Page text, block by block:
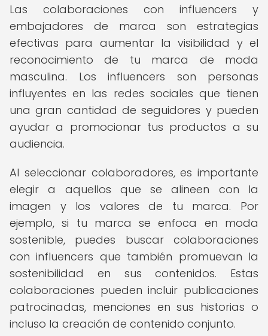
Las colaboraciones con influencers y
embajadores de marca son estrategias
efectivas para aumentar la visibilidad y el
reconocimiento de tu marca de moda
masculina. Los influencers son personas
influyentes en las redes sociales que tienen
una gran cantidad de seguidores y pueden
ayudar a promocionar tus productos a su
audiencia.
Al seleccionar colaboradores, es importante
elegir a aquellos que se alineen con la
imagen y los valores de tu marca. Por
ejemplo, si tu marca se enfoca en moda
sostenible, puedes buscar colaboraciones
con influencers que también promuevan la
sostenibilidad en sus contenidos. Estas
colaboraciones pueden incluir publicaciones
patrocinadas, menciones en sus historias o
incluso la creación de contenido conjunto.